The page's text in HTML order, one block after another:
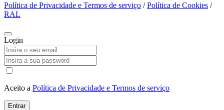
Política de Privacidade e Termos de serviço /Política de Cookies /
RAL
Login
Aceito a Política de Privacidade e Termos de serviço
Entrar